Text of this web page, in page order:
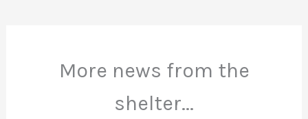
More news from the
shelter...